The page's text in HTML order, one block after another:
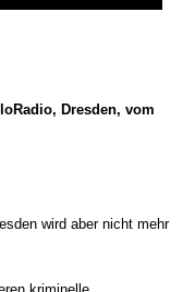
Dresden, vom
wird aber nicht mehr